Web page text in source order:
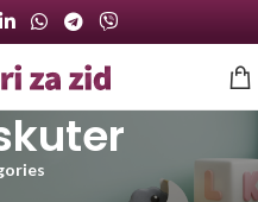
Prikazan jedan rezultat